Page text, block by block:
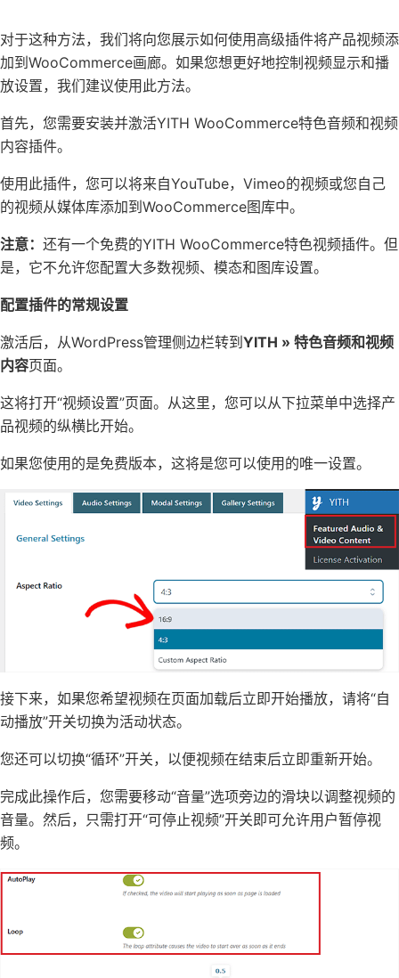
对于这种方法，我们将向您展示如何使用高级插件将产品视频添
加到WooCommerce画廊。如果您想更好地控制视频显示和播
放设置，我们建议使用此方法。
首先，您需要安装并激活YITH WooCommerce特色音频和视频
内容插件。
使用此插件，您可以将来自YouTube，Vimeo的视频或您自己
的视频从媒体库添加到WooCommerce图库中。
注意： 还有一个免费的YITH WooCommerce特色视频插件。但
是，它不允许您配置大多数视频、模态和图库设置。
配置插件的常规设置
激活后，从WordPress管理侧边栏转到YITH » 特色音频和视频
内容页面。
这将打开“视频设置”页面。从这里，您可以从下拉菜单中选择产
品视频的纵横比开始。
如果您使用的是免费版本，这将是您可以使用的唯一设置。
接下来，如果您希望视频在页面加载后立即开始播放，请将“自
动播放”开关切换为活动状态。
您还可以切换“循环”开关，以便视频在结束后立即重新开始。
完成此操作后，您需要移动“音量”选项旁边的滑块以调整视频的
音量。然后，只需打开“可停止视频”开关即可允许用户暂停视
频。